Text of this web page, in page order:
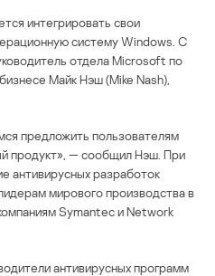
интегрировать свои
систему Windows. С
отдела Microsoft по
Майк Нэш (Mike Nash),
предложить пользователям
продукт», — сообщил Нэш. При
антивирусных разработок
мирового производства в
Symantec и Network
антивирусных программ